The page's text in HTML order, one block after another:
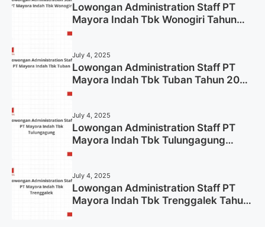
Lowongan Administration Staff PT
Mayora Indah Tbk Wonogiri Tahun
July 4, 2025
Lowongan Administration Staff PT
Mayora Indah Tbk Tuban Tahun 2025
July 4, 2025
Lowongan Administration Staff PT
Mayora Indah Tbk Tulungagung
July 4, 2025
Lowongan Administration Staff PT
Mayora Indah Tbk Trenggalek Tahun